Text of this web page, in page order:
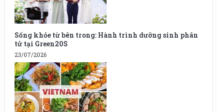
Sống khỏe từ bên trong: Hành trình dưỡng sinh phân
tử tại Green20S
23/07/2026